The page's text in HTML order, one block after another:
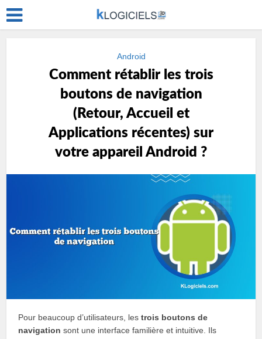
Android
Comment rétablir les trois
boutons de navigation
(Retour, Accueil et
Applications récentes) sur
votre appareil Android ?
Pour beaucoup d’utilisateurs, lestrois boutons de
navigation sont une interface familière et intuitive. Ils